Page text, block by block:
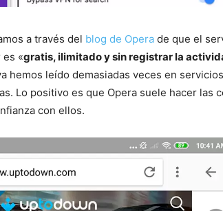
a través del blog de Opera de que el
es «gratis, ilimitado y sin registrar la
hemos leído demasiadas veces en
Lo positivo es que Opera suele hacer las
con ellos.